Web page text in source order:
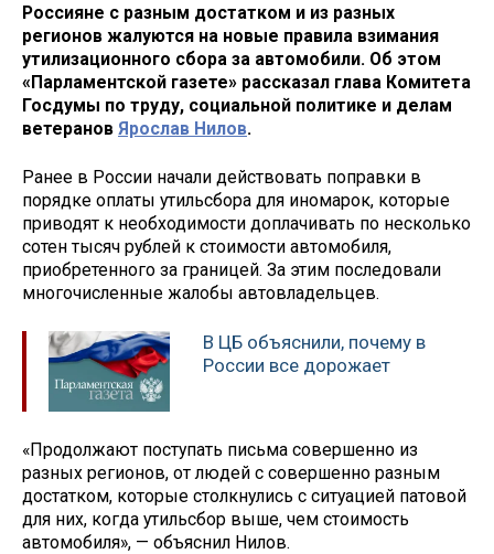
Россияне с разным достатком и из разных
регионов жалуются на новые правила взимания
утилизационного сбора за автомобили. Об этом
«Парламентской газете» рассказал глава Комитета
Госдумы по труду, социальной политике и делам
ветеранов Ярослав Нилов.
Ранее в России начали действовать поправки в
порядке оплаты утильсбора для иномарок, которые
приводят к необходимости доплачивать по несколько
сотен тысяч рублей к стоимости автомобиля,
приобретенного за границей. За этим последовали
многочисленные жалобы автовладельцев.
В ЦБ объяснили, почему в
России все дорожает
«Продолжают поступать письма совершенно из
разных регионов, от людей с совершенно разным
достатком, которые столкнулись с ситуацией патовой
для них, когда утильсбор выше, чем стоимость
автомобиля», — объяснил Нилов.